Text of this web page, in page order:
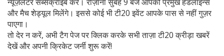
और मैच शेड्यूल मिलेंगे। इससे कोई भी टी20 इवेंट आपके पास से नहीं गुज़र
पाएगा।
तो देर न करें, अभी टैग पेज पर क्लिक करके सभी ताज़ा टी20 क्रीड़ा खबरें
देखें और अपनी क्रिकेट जर्नी शुरू करें!